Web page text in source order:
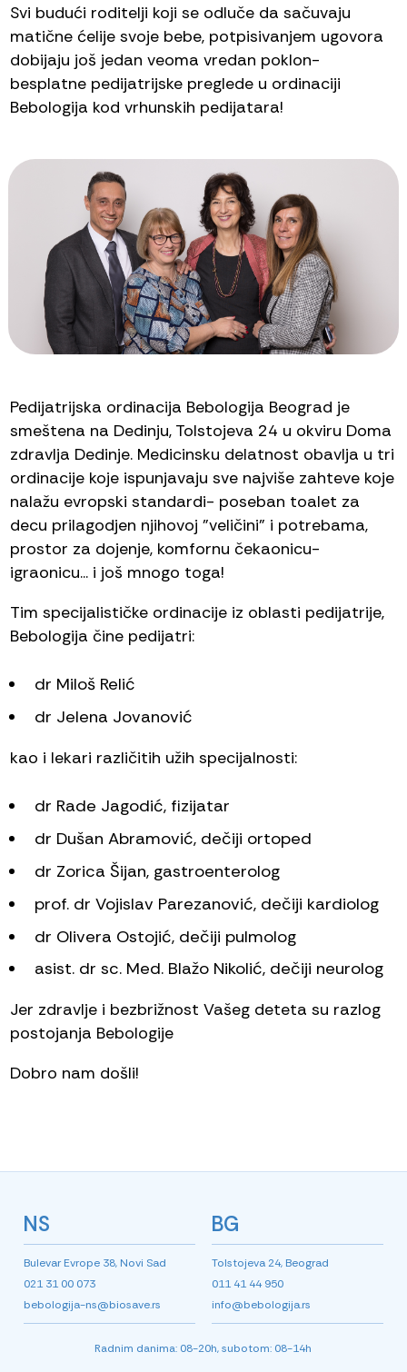
Svi budući roditelji koji se odluče da sačuvaju
matične ćelije svoje bebe, potpisivanjem ugovora
dobijaju još jedan veoma vredan poklon-
besplatne pedijatrijske preglede u ordinaciji
Bebologija kod vrhunskih pedijatara!
Pedijatrijska ordinacija Bebologija Beograd je
smeštena na Dedinju, Tolstojeva 24 u okviru Doma
zdravlja Dedinje. Medicinsku delatnost obavlja u tri
ordinacije koje ispunjavaju sve najviše zahteve koje
nalažu evropski standardi- poseban toalet za
decu prilagodjen njihovoj "veličini" i potrebama,
prostor za dojenje, komfornu čekaonicu-
igraonicu... i još mnogo toga!
Tim specijalističke ordinacije iz oblasti pedijatrije,
Bebologija čine pedijatri:
dr Miloš Relić
dr Jelena Jovanović
kao i lekari različitih užih specijalnosti:
dr Rade Jagodić, fizijatar
dr Dušan Abramović, dečiji ortoped
dr Zorica Šijan, gastroenterolog
prof. dr Vojislav Parezanović, dečiji kardiolog
dr Olivera Ostojić, dečiji pulmolog
asist. dr sc. Med. Blažo Nikolić, dečiji neurolog
Jer zdravlje i bezbrižnost Vašeg deteta su razlog
postojanja Bebologije
Dobro nam došli!
NS
Bulevar Evrope 38, Novi Sad
021 31 00 073
bebologija-ns@biosave.rs
BG
Tolstojeva 24, Beograd
011 41 44 950
info@bebologija.rs
Radnim danima: 08-20h, subotom: 08-14h